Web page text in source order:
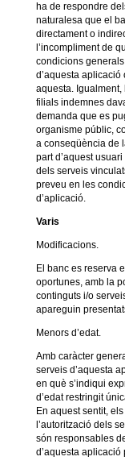
ha de respondre
naturalesa que el
directament o
l’incompliment de
condicions
d’aquesta
aquesta. Igualment,
filials indemnes
demanda que es
organisme públic,
a conseqüència de
part d’aquest
dels serveis
preveu en les
d’aplicació.
Varis
Modificacions.
El banc es reserva
oportunes, amb la
continguts i/o
apareguin
Menors d’edat.
Amb caràcter
serveis d’aquesta
en què s’indiqui
d’edat restringit
En aquest sentit,
l’autorització dels
són responsables
d’aquesta